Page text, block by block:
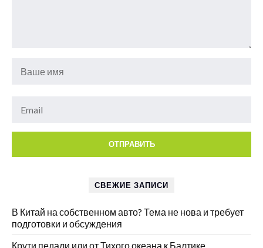
СВЕЖИЕ ЗАПИСИ
В Китай на собственном авто? Тема не нова и требует
подготовки и обсуждения
Крути педали или от Тихого океана к Балтике